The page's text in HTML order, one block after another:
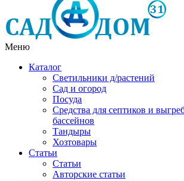
Меню
Каталог
Светильники д/растений
Сад и огород
Посуда
Средства для септиков и
бассейнов
Тандыры
Хозтовары
Статьи
Статьи
Авторские статьи